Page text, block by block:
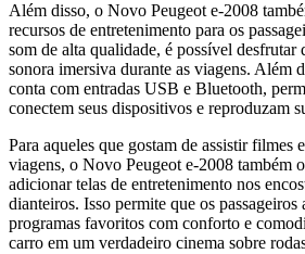
Além disso, o Novo Peugeot e-2008
recursos de entretenimento para os
som de alta qualidade, é possível desfrutar
sonora imersiva durante as viagens. Além
conta com entradas USB e Bluetooth,
conectem seus dispositivos e reproduzam
Para aqueles que gostam de assistir filmes
viagens, o Novo Peugeot e-2008 também
adicionar telas de entretenimento nos
dianteiros. Isso permite que os passageiros
programas favoritos com conforto e
carro em um verdadeiro cinema sobre